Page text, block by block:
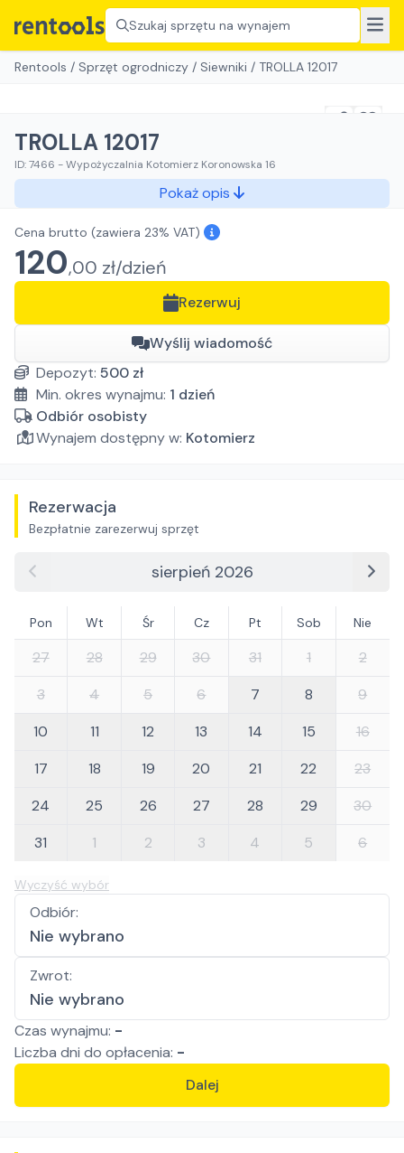
Szukaj sprzętu na wynajem
Rentools / Sprzęt ogrodniczy / Siewniki / TROLLA 12017
TROLLA 12017
ID:7466 -Wypożyczalnia Kotomierz Koronowska 16
Pokaż opis
Cena brutto (zawiera 23% VAT)
120,00 zł/dzień
Rezerwuj
Wyślij wiadomość
Depozyt: 500 zł
Min. okres wynajmu: 1 dzień
Odbiór osobisty
Wynajem dostępny w: Kotomierz
Rezerwacja
Bezpłatnie zarezerwuj sprzęt
sierpień 2026
Pon Wt Śr Cz Pt Sob Nie
27 28 29 30 31 1
2
3
4 5 6 7 8
9
10
11 12 13 14 15
16
17
18 19 20 21 22
23
24
25 26 27 28 29
30
31
1 2 3 4 5 6
Wyczyść wybór
Odbiór:
Nie wybrano
Zwrot:
Nie wybrano
Czas wynajmu: -
Liczba dni do opłacenia: -
Dalej